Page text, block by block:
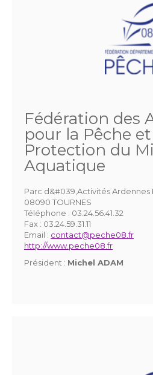
Fédération des
pour la Pêche
Protection du
Aquatique
Parc d&#039,Activités Ardennes
08090 TOURNES
Téléphone : 03.24.56.41.32
Fax : 03.24.59.31.11
Email : contact@peche08.fr
http://www.peche08.fr
Président : Michel ADAM